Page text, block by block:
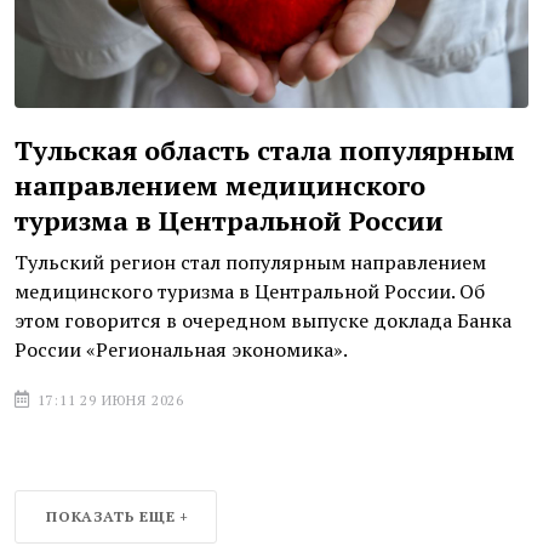
Тульская область стала популярным
направлением медицинского
туризма в Центральной России
Тульский регион стал популярным направлением
медицинского туризма в Центральной России. Об
этом говорится в очередном выпуске доклада Банка
России «Региональная экономика».
17:11 29 ИЮНЯ 2026